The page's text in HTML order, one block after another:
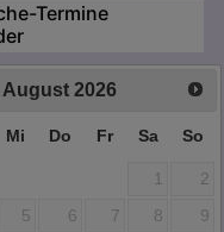
Termine
August 2026
Mi Do Fr Sa So
1
2
5 6 7 8
9